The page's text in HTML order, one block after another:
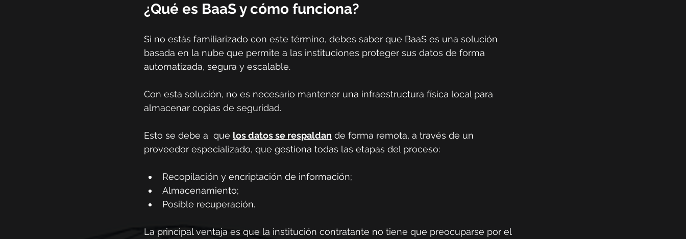
¿Qué es BaaS y cómo funciona?
Si no estás familiarizado con este término, debes saber que BaaS es una solución
basada en la nube que permite a las instituciones proteger sus datos de forma
automatizada, segura y escalable.
Con esta solución, no es necesario mantener una infraestructura física local para
almacenar copias de seguridad.
Esto se debe a  que los datos se respaldan de forma remota, a través de un
proveedor especializado, que gestiona todas las etapas del proceso:
Recopilación y encriptación de información;
Almacenamiento;
Posible recuperación.
La principal ventaja es que la institución contratante no tiene que preocuparse por el